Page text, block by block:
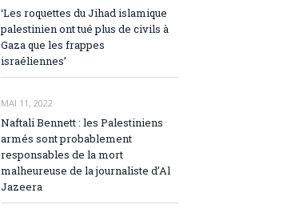
‘Les roquettes du Jihad islamique
palestinien ont tué plus de civils à
Gaza que les frappes
israéliennes’
MAI 11, 2022
Naftali Bennett : les Palestiniens
armés sont probablement
responsables de la mort
malheureuse de la journaliste d’Al
Jazeera